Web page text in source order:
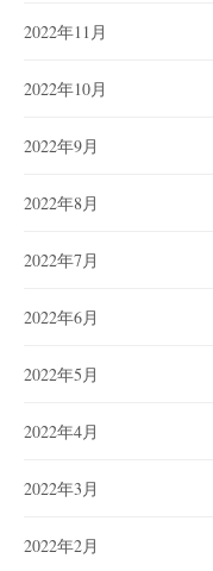
2022年11月
2022年10月
2022年9月
2022年8月
2022年7月
2022年6月
2022年5月
2022年4月
2022年3月
2022年2月